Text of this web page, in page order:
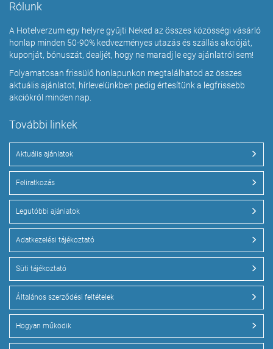
Rólunk
A Hotelverzum egy helyre gyűjti Neked az összes közösségi vásárló
honlap minden 50-90% kedvezményes utazás és szállás akcióját,
kuponját, bónuszát, dealjét, hogy ne maradj le egy ajánlatról sem!
Folyamatosan frissülő honlapunkon megtalálhatod az összes
aktuális ajánlatot, hírlevelünkben pedig értesítünk a legfrissebb
akciókról minden nap.
További linkek
Aktuális ajánlatok
Feliratkozás
Legutóbbi ajánlatok
Adatkezelési tájékoztató
Süti tájékoztató
Általános szerződési feltételek
Hogyan működik